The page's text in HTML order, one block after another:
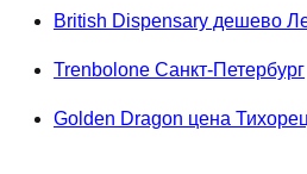
British Dispensary дешево
Trenbolone Санкт-Петербург
Golden Dragon цена